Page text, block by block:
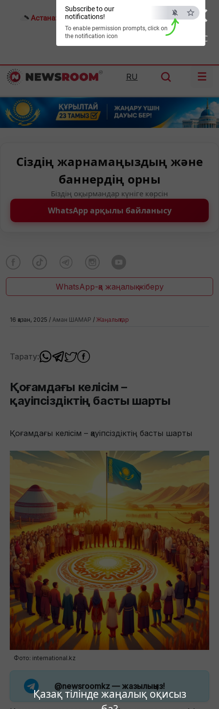
×
ESC
Қазақ тілінде жаңалық оқисыз
Subscribe to our
notifications!
To enable permission prompts, click on
the notification icon
Астана: 19°C Алматы: Шымкент:31°C
RU ☰
Сіздің жарнамаңыздың және
баннердің орны
Біздің оқырмандар күніге көрсін
WhatsApp арқылы байланысу
WhatsApp-қа жаңалық жіберу
16 қазан, 2025 / Аман ШАМАР / Жаңалықтар
Тарату:
Қоғамдағы келісім –
қауіпсіздіктің басты шарты
Қоғамдағы келісім – қауіпсіздіктің басты шарты
Фото: international.kz
@newsroomkz — жазылыңыз!